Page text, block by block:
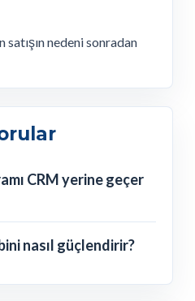
satışın nedeni sonradan
CRM yerine geçer
nasıl güçlendirir?